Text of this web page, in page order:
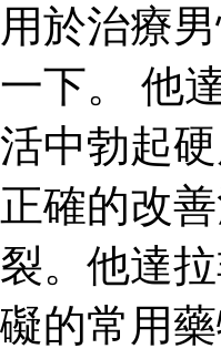
用於治療
一下。 他
活中勃起
正確的改
裂。他達
礙的常用